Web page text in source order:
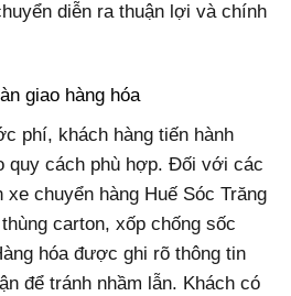
diễn ra thuận lợi và chính
giao hàng hóa
phí, khách hàng tiến hành
quy cách phù hợp. Đối với các
chuyển hàng Huế Sóc Trăng
carton, xốp chống sốc
hóa được ghi rõ thông tin
để tránh nhầm lẫn. Khách có